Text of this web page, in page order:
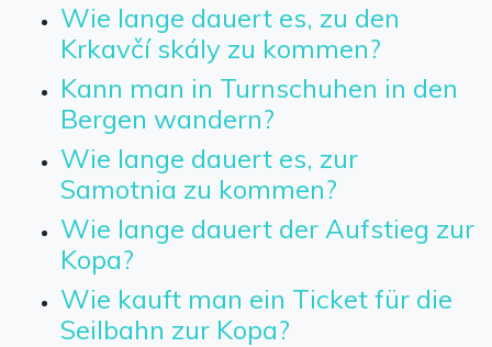
Wie lange dauert es, zu den
Krkavčí skály zu kommen?
Kann man in Turnschuhen in den
Bergen wandern?
Wie lange dauert es, zur
Samotnia zu kommen?
Wie lange dauert der Aufstieg zur
Kopa?
Wie kauft man ein Ticket für die
Seilbahn zur Kopa?